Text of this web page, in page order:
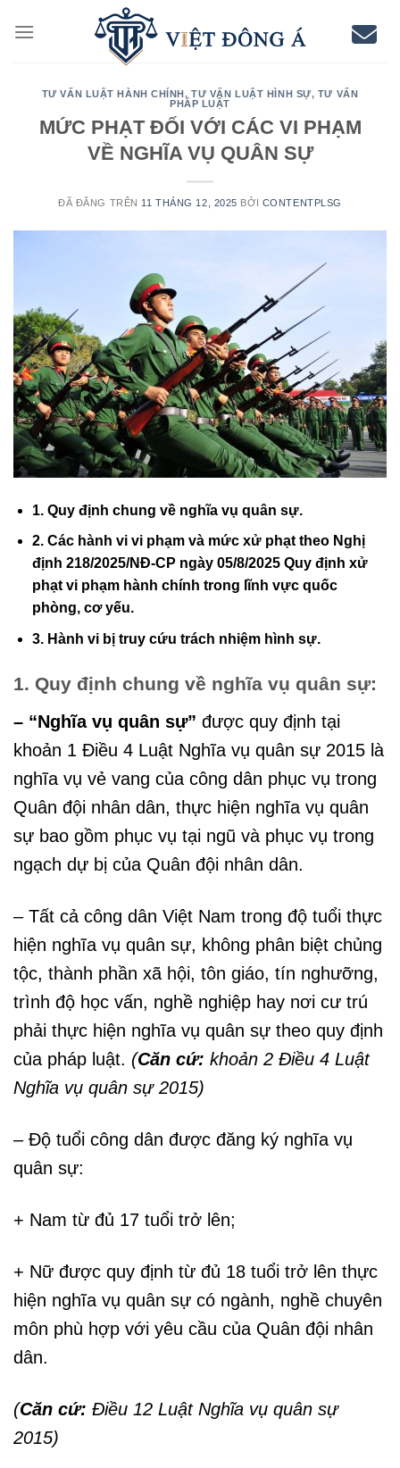
đến
TƯ VẤN LUẬT HÀNH CHÍNH,TƯ VẤN LUẬT HÌNH SỰ, TƯ VẤN
PHÁP LUẬT
MỨC PHẠT ĐỐI VỚI CÁC VI PHẠM
VỀ NGHĨA VỤ QUÂN SỰ
ĐÃ ĐĂNG TRÊN 11 THÁNG 12, 2025 BỞI CONTENTPLSG
1. Quy định chung về nghĩa vụ quân sự.
2. Các hành vi vi phạm và mức xử phạt theo Nghị
định 218/2025/NĐ-CP ngày 05/8/2025 Quy định xử
phạt vi phạm hành chính trong lĩnh vực quốc
phòng, cơ yếu.
3. Hành vi bị truy cứu trách nhiệm hình sự.
1. Quy định chung về nghĩa vụ quân sự:
– “Nghĩa vụ quân sự” được quy định tại
khoản 1 Điều 4 Luật Nghĩa vụ quân sự 2015 là
nghĩa vụ vẻ vang của công dân phục vụ trong
Quân đội nhân dân, thực hiện nghĩa vụ quân
sự bao gồm phục vụ tại ngũ và phục vụ trong
ngạch dự bị của Quân đội nhân dân.
– Tất cả công dân Việt Nam trong độ tuổi thực
hiện nghĩa vụ quân sự, không phân biệt chủng
tộc, thành phần xã hội, tôn giáo, tín nghưỡng,
trình độ học vấn, nghề nghiệp hay nơi cư trú
phải thực hiện nghĩa vụ quân sự theo quy định
của pháp luật. (Căn cứ: khoản 2 Điều 4 Luật
Nghĩa vụ quân sự 2015)
– Độ tuổi công dân được đăng ký nghĩa vụ
quân sự:
+ Nam từ đủ 17 tuổi trở lên;
+ Nữ được quy định từ đủ 18 tuổi trở lên thực
hiện nghĩa vụ quân sự có ngành, nghề chuyên
môn phù hợp với yêu cầu của Quân đội nhân
dân.
(Căn cứ: Điều 12 Luật Nghĩa vụ quân sự
2015)